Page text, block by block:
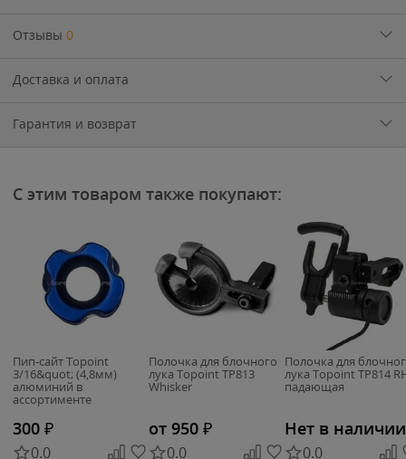
Отзывы 0
Доставка и оплата
Гарантия и возврат
С этим товаром также покупают:
Пип-сайт Topoint
3/16&quot; (4,8мм)
алюминий в
ассортименте
300 ₽
0.0
Полочка для блочного
лука Topoint TP813
Whisker
от 950 ₽
0.0
Полочка для
лука Topoint TP814
падающая
Нет в наличии
0.0